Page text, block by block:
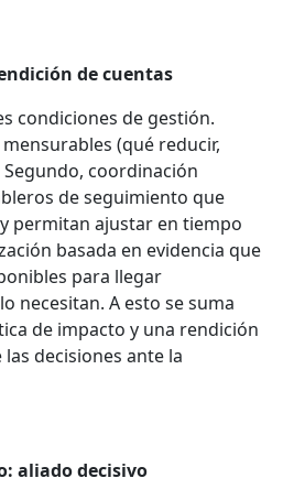
de cuentas
condiciones de gestión.
(qué reducir,
coordinación
de seguimiento que
permitan ajustar en tiempo
basada en evidencia que
para llegar
necesitan. A esto se suma
de impacto y una rendición
decisiones ante la
aliado decisivo